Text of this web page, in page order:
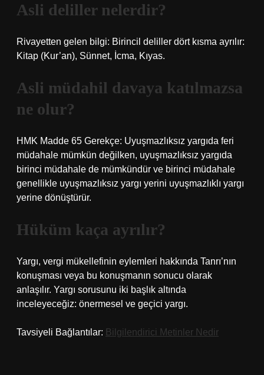
Asli deliller nelerdir?
Rivayetten gelen bilgi: Birincil deliller dört kısma ayrılır:
Kitap (Kur’an), Sünnet, İcma, Kıyas.
Asli müdahil davaya katılmazsa
ne olur?
HMK Madde 65 Gerekçe: Uyuşmazlıksız yargıda feri
müdahale mümkün değilken, uyuşmazlıksız yargıda
birinci müdahale de mümkündür ve birinci müdahale
genellikle uyuşmazlıksız yargı yerini uyuşmazlıklı yargı
yerine dönüştürür.
Hüküm kaça ayrılır?
Yargı, vergi mükellefinin eylemleri hakkında Tanrı’nın
konuşması veya bu konuşmanın sonucu olarak
anlaşılır. Yargı sorusunu iki başlık altında
inceleyeceğiz: önermesel ve geçici yargı.
Tavsiyeli Bağlantılar: Bilgilendirici Metinler Nedir